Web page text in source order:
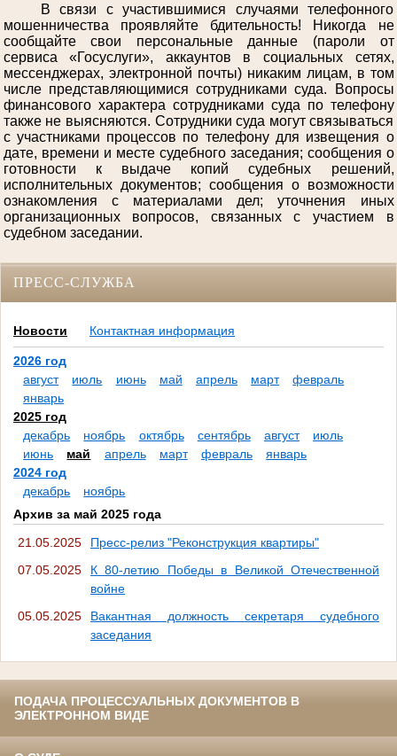
В связи с участившимися случаями телефонного
мошенничества проявляйте бдительность! Никогда не
сообщайте свои персональные данные (пароли от
сервиса «Госуслуги», аккаунтов в социальных сетях,
мессенджерах, электронной почты) никаким лицам, в том
числе представляющимися сотрудниками суда. Вопросы
финансового характера сотрудниками суда по телефону
также не выясняются. Сотрудники суда могут связываться
с участниками процессов по телефону для извещения о
дате, времени и месте судебного заседания; сообщения о
готовности к выдаче копий судебных решений,
исполнительных документов; сообщения о возможности
ознакомления с материалами дел; уточнения иных
организационных вопросов, связанных с участием в
судебном заседании.
ПРЕСС-СЛУЖБА
Новости Контактная информация
2026 год
август
июль июнь май апрель март
февраль
январь
2025 год
декабрь
ноябрь октябрь сентябрь август
июль
июнь
май апрель март февраль
январь
2024 год
декабрь
ноябрь
Архив за май 2025 года
21.05.2025
Пресс-релиз "Реконструкция квартиры"
07.05.2025
К 80-летию Победы в Великой Отечественной
войне
05.05.2025
Вакантная должность секретаря судебного
заседания
ПОДАЧА ПРОЦЕССУАЛЬНЫХ ДОКУМЕНТОВ В
ЭЛЕКТРОННОМ ВИДЕ